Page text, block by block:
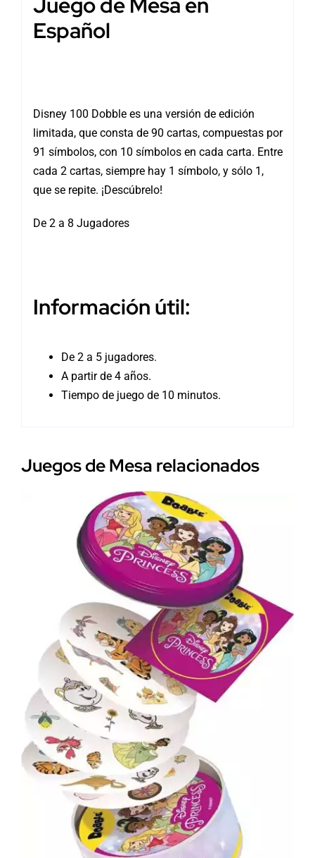
Español
Disney 100 Dobble es una versión de edición
limitada, que consta de 90 cartas, compuestas por
91 símbolos, con 10 símbolos en cada carta. Entre
cada 2 cartas, siempre hay 1 símbolo, y sólo 1,
que se repite. ¡Descúbrelo!
De 2 a 8 Jugadores
Información útil:
De 2 a 5 jugadores.
A partir de 4 años.
Tiempo de juego de 10 minutos.
Juegos de Mesa relacionados